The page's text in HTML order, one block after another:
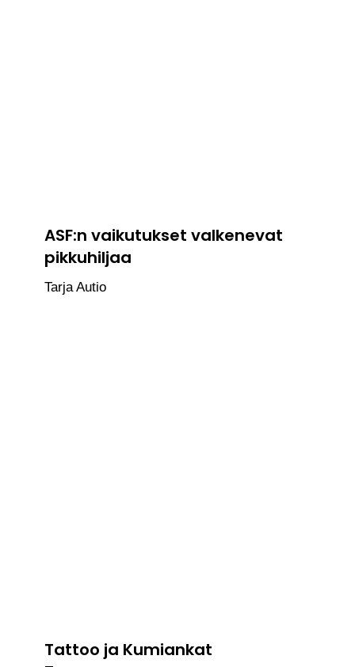
ASF:n vaikutukset valkenevat
pikkuhiljaa
Tarja Autio
Tattoo ja Kumiankat